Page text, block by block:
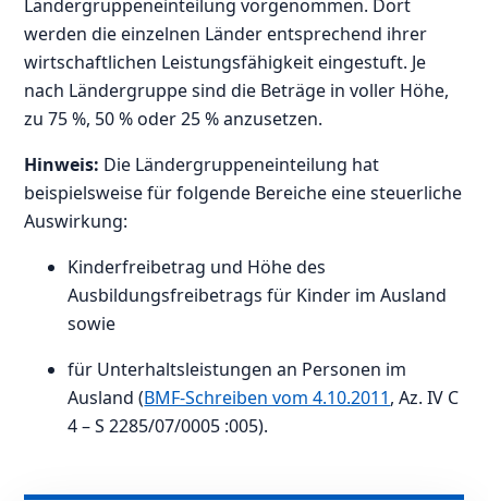
Ländergruppeneinteilung vorgenommen. Dort
werden die einzelnen Länder entsprechend ihrer
wirtschaftlichen Leistungsfähigkeit eingestuft. Je
nach Ländergruppe sind die Beträge in voller Höhe,
zu 75 %, 50 % oder 25 % anzusetzen.
Hinweis: Die Ländergruppeneinteilung hat
beispielsweise für folgende Bereiche eine steuerliche
Auswirkung:
Kinderfreibetrag und Höhe des
Ausbildungsfreibetrags für Kinder im Ausland
sowie
für Unterhaltsleistungen an Personen im
Ausland (BMF-Schreiben vom 4.10.2011, Az. IV C
4 – S 2285/07/0005 :005).